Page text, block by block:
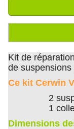
Kit de
de
Ce kit Cerwin
2
1
Dimensions